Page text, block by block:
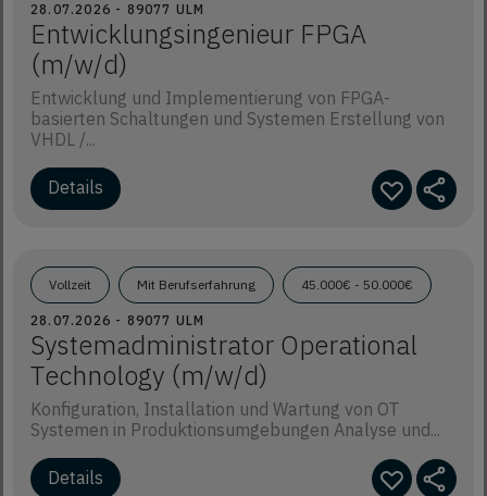
28.07.2026 - 89077 ULM
Entwicklungsingenieur FPGA
(m/w/d)
Entwicklung und Implementierung von FPGA-
basierten Schaltungen und Systemen Erstellung von
VHDL /...
Details
Vollzeit Mit Berufserfahrung 45.000€ - 50.000€
28.07.2026 - 89077 ULM
Systemadministrator Operational
Technology (m/w/d)
Konfiguration, Installation und Wartung von OT
Systemen in Produktionsumgebungen Analyse und...
Details